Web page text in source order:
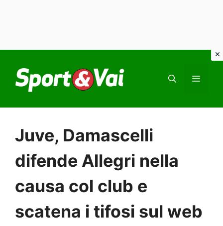
contenuto
Juve, Damascelli
difende Allegri nella
causa col club e
scatena i tifosi sul web